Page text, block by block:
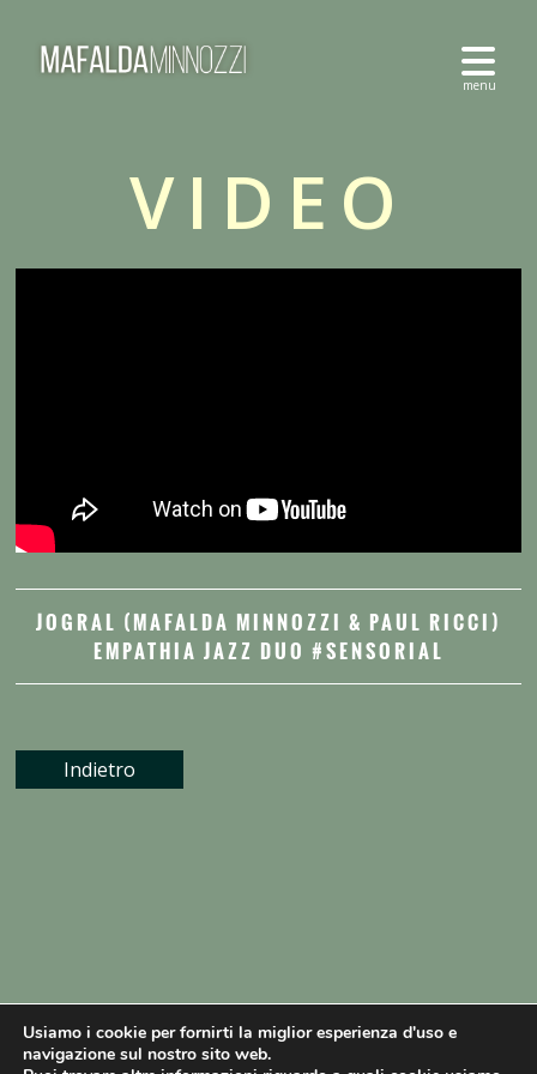
VIDEO
JOGRAL (MAFALDA MINNOZZI & PAUL RICCI)
EMPATHIA JAZZ DUO #SENSORIAL
Indietro
Usiamo i cookie per fornirti la miglior esperienza d'uso e
navigazione sul nostro sito web.